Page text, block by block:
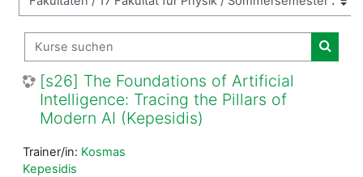
Kurse suchen
Kurse
[s26] The Foundations of Artificial
Intelligence: Tracing the Pillars of
Modern AI (Kepesidis)
Trainer/in: Kosmas
Kepesidis